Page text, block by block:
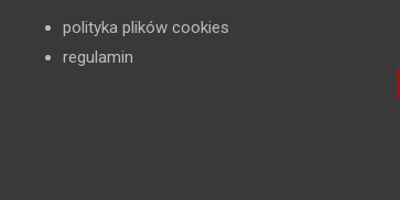
polityka plików cookies
regulamin